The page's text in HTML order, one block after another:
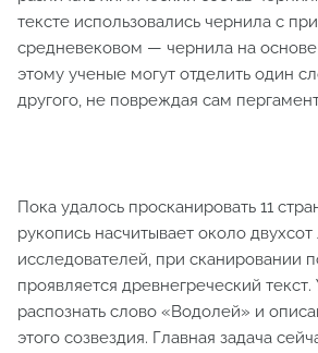
тексте использовались чернила с
средневековом — чернила на
этому ученые могут отделить один
другого, не повреждая сам
Пока удалось просканировать 11
рукопись насчитывает около
исследователей, при сканировании
проявляется древнегреческий
распознать слово «Водолей» и
этого созвездия. Главная задача